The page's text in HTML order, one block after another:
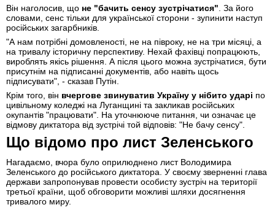
Він наголосив, що не "бачить сенсу зустрічатися" . За його
словами, сенс тільки для української сторони - зупинити наступ
російських загарбників.
"А нам потрібні домовленості, не на півроку, не на три місяці, а
на тривалу історичну перспективу. Нехай фахівці попрацюють,
вироблять якісь рішення. А після цього можна зустрічатися, бути
присутнім на підписанні документів, або навіть щось
підписувати", - сказав Путін.
Крім того, він вчергове звинуватив Україну у нібито ударі по
цивільному коледжі на Луганщині та закликав російських
окупантів "працювати". На уточнююче питання, чи означає це
відмову диктатора від зустрічі той відповів: "Не бачу сенсу".
Що відомо про лист Зеленського
Нагадаємо, вчора було оприлюднено лист Володимира
Зеленського до російського диктатора. У своєму зверненні глава
держави запропонував провести особисту зустріч на території
третьої країни, щоб обговорити можливі шляхи досягнення
тривалого миру.